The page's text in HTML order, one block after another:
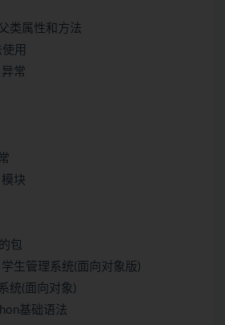
类属性和方法
用
常
块
包
生管理系统(面向对象版)
统(面向对象)
基础语法